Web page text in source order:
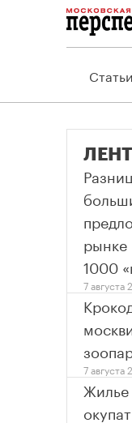
Статьи
1000
7 августа
7
Жилье